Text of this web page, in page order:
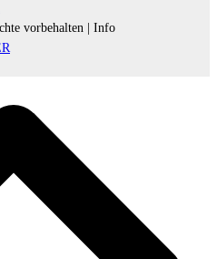
vorbehalten |
Info